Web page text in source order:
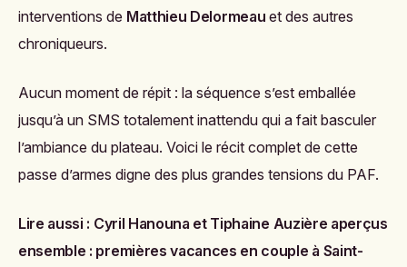
interventions de Matthieu Delormeau et des autres
chroniqueurs.
Aucun moment de répit : la séquence s’est emballée
jusqu’à un SMS totalement inattendu qui a fait basculer
l’ambiance du plateau. Voici le récit complet de cette
passe d’armes digne des plus grandes tensions du PAF.
Lire aussi : Cyril Hanouna et Tiphaine Auzière aperçus
ensemble : premières vacances en couple à Saint-